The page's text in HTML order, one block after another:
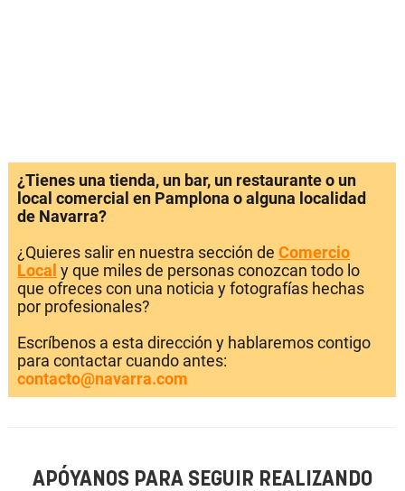
¿Tienes una tienda, un bar, un restaurante o un
local comercial en Pamplona o alguna localidad
de Navarra?
¿Quieres salir en nuestra sección de Comercio
Local y que miles de personas conozcan todo lo
que ofreces con una noticia y fotografías hechas
por profesionales?
Escríbenos a esta dirección y hablaremos contigo
para contactar cuando antes:
contacto@navarra.com
APÓYANOS PARA SEGUIR REALIZANDO